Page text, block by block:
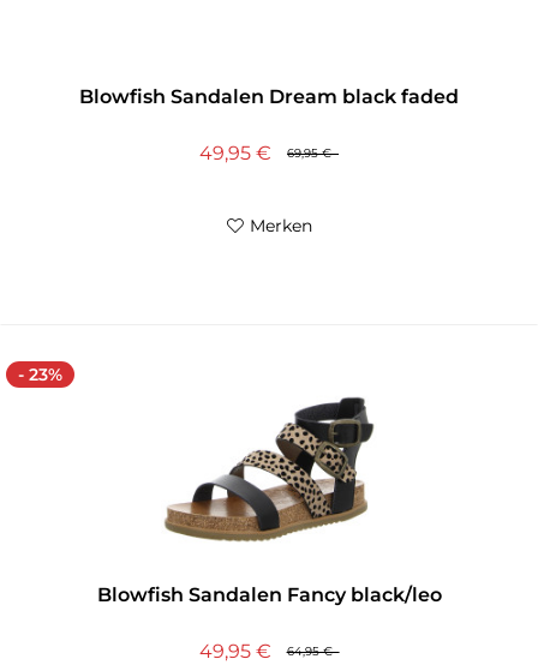
Blowfish Sandalen Dream black faded
69,95 €
49,95 €
Merken
- 23%
Blowfish Sandalen Fancy black/leo
64,95 €
49,95 €